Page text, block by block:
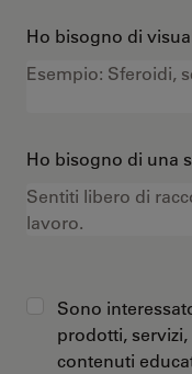
Ho bisogno di
Ho bisogno di una
Sono
prodotti,
contenuti